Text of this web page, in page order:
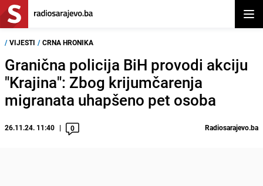
/ VIJESTI / CRNA HRONIKA
Granična policija BiH provodi akciju
"Krajina": Zbog krijumčarenja
migranata uhapšeno pet osoba
26.11.24. 11:40 0 Radiosarajevo.ba